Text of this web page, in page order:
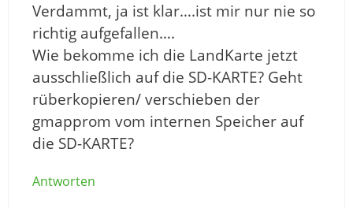
Verdammt, ja ist klar….ist mir nur nie so
richtig aufgefallen….
Wie bekomme ich die LandKarte jetzt
ausschließlich auf die SD-KARTE? Geht
rüberkopieren/ verschieben der
gmapprom vom internen Speicher auf
die SD-KARTE?
Antworten